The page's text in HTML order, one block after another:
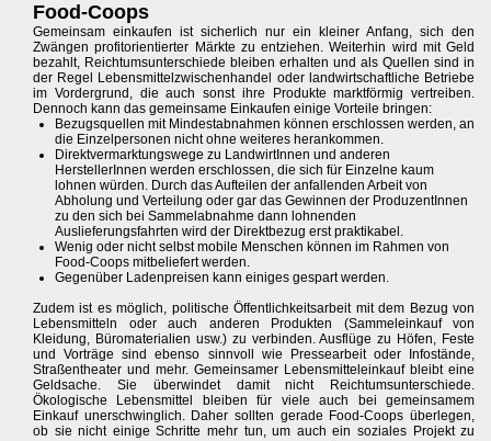
Food-Coops
Gemeinsam einkaufen ist sicherlich nur ein kleiner Anfang, sich den
Zwängen profitorientierter Märkte zu entziehen. Weiterhin wird mit Geld
bezahlt, Reichtumsunterschiede bleiben erhalten und als Quellen sind in
der Regel Lebensmittelzwischenhandel oder landwirtschaftliche Betriebe
im Vordergrund, die auch sonst ihre Produkte marktförmig vertreiben.
Dennoch kann das gemeinsame Einkaufen einige Vorteile bringen:
Bezugsquellen mit Mindestabnahmen können erschlossen werden, an
die Einzelpersonen nicht ohne weiteres herankommen.
Direktvermarktungswege zu LandwirtInnen und anderen
HerstellerInnen werden erschlossen, die sich für Einzelne kaum
lohnen würden. Durch das Aufteilen der anfallenden Arbeit von
Abholung und Verteilung oder gar das Gewinnen der ProduzentInnen
zu den sich bei Sammelabnahme dann lohnenden
Auslieferungsfahrten wird der Direktbezug erst praktikabel.
Wenig oder nicht selbst mobile Menschen können im Rahmen von
Food-Coops mitbeliefert werden.
Gegenüber Ladenpreisen kann einiges gespart werden.
Zudem ist es möglich, politische Öffentlichkeitsarbeit mit dem Bezug von
Lebensmitteln oder auch anderen Produkten (Sammeleinkauf von
Kleidung, Büromaterialien usw.) zu verbinden. Ausflüge zu Höfen, Feste
und Vorträge sind ebenso sinnvoll wie Pressearbeit oder Infostände,
Straßentheater und mehr. Gemeinsamer Lebensmitteleinkauf bleibt eine
Geldsache. Sie überwindet damit nicht Reichtumsunterschiede.
Ökologische Lebensmittel bleiben für viele auch bei gemeinsamem
Einkauf unerschwinglich. Daher sollten gerade Food-Coops überlegen,
ob sie nicht einige Schritte mehr tun, um auch ein soziales Projekt zu